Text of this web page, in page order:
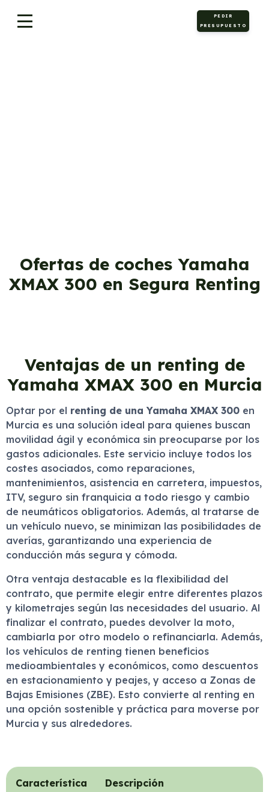
PEDIR
PRESUPUESTO
Ofertas de coches Yamaha
XMAX 300 en Segura Renting
Ventajas de un renting de
Yamaha XMAX 300 en Murcia
Optar por el renting de una Yamaha XMAX 300 en
Murcia es una solución ideal para quienes buscan
movilidad ágil y económica sin preocuparse por los
gastos adicionales. Este servicio incluye todos los
costes asociados, como reparaciones,
mantenimientos, asistencia en carretera, impuestos,
ITV, seguro sin franquicia a todo riesgo y cambio
de neumáticos obligatorios. Además, al tratarse de
un vehículo nuevo, se minimizan las posibilidades de
averías, garantizando una experiencia de
conducción más segura y cómoda.
Otra ventaja destacable es la flexibilidad del
contrato, que permite elegir entre diferentes plazos
y kilometrajes según las necesidades del usuario. Al
finalizar el contrato, puedes devolver la moto,
cambiarla por otro modelo o refinanciarla. Además,
los vehículos de renting tienen beneficios
medioambientales y económicos, como descuentos
en estacionamiento y peajes, y acceso a Zonas de
Bajas Emisiones (ZBE). Esto convierte al renting en
una opción sostenible y práctica para moverse por
Murcia y sus alrededores.
Característica Descripción